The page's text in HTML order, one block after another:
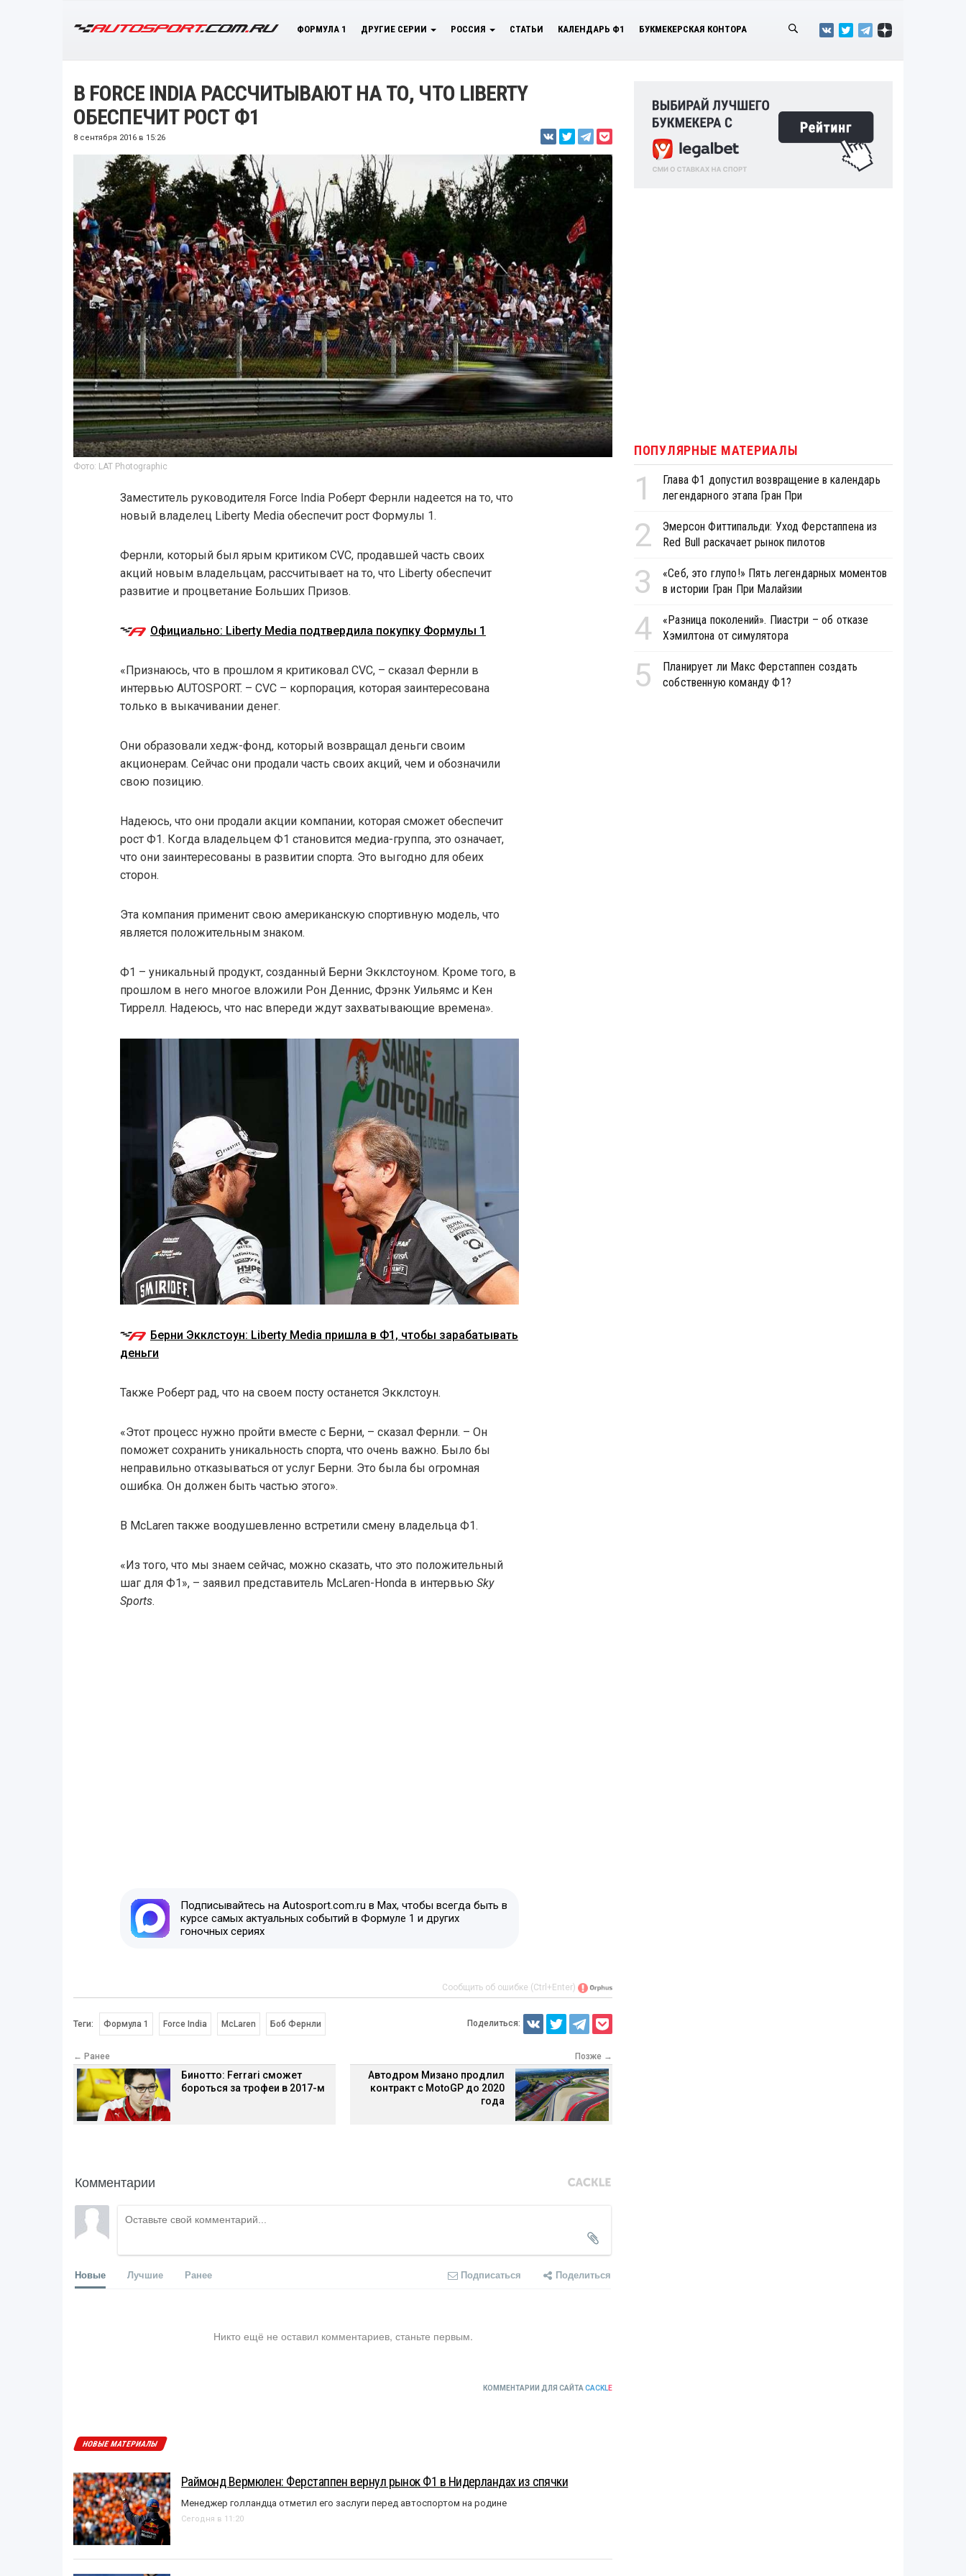
ФОРМУЛА 1 ДРУГИЕ СЕРИИ РОССИЯ СТАТЬИ КАЛЕНДАРЬ Ф1 БУКМЕКЕРСКАЯ КОНТОРА
В FORCE INDIA РАССЧИТЫВАЮТ НА ТО, ЧТО LIBERTY
ОБЕСПЕЧИТ РОСТ Ф1
8 сентября 2016 в 15:26
Фото: LAT Photographic
Заместитель руководителя Force India Роберт Фернли надеется на то, что
новый владелец Liberty Media обеспечит рост Формулы 1.
Фернли, который был ярым критиком CVC, продавшей часть своих
акций новым владельцам, рассчитывает на то, что Liberty обеспечит
развитие и процветание Больших Призов.
Официально: Liberty Media подтвердила покупку Формулы 1
«Признаюсь, что в прошлом я критиковал CVC, – сказал Фернли в
интервью AUTOSPORT. – CVC – корпорация, которая заинтересована
только в выкачивании денег.
Они образовали хедж-фонд, который возвращал деньги своим
акционерам. Сейчас они продали часть своих акций, чем и обозначили
свою позицию.
Надеюсь, что они продали акции компании, которая сможет обеспечит
рост Ф1. Когда владельцем Ф1 становится медиа-группа, это означает,
что они заинтересованы в развитии спорта. Это выгодно для обеих
сторон.
Эта компания применит свою американскую спортивную модель, что
является положительным знаком.
Ф1 – уникальный продукт, созданный Берни Экклстоуном. Кроме того, в
прошлом в него многое вложили Рон Деннис, Фрэнк Уильямс и Кен
Тиррелл. Надеюсь, что нас впереди ждут захватывающие времена».
Берни Экклстоун: Liberty Media пришла в Ф1, чтобы зарабатывать
деньги
Также Роберт рад, что на своем посту останется Экклстоун.
«Этот процесс нужно пройти вместе с Берни, – сказал Фернли. – Он
поможет сохранить уникальность спорта, что очень важно. Было бы
неправильно отказываться от услуг Берни. Это была бы огромная
ошибка. Он должен быть частью этого».
В McLaren также воодушевленно встретили смену владельца Ф1.
«Из того, что мы знаем сейчас, можно сказать, что это положительный
шаг для Ф1», – заявил представитель McLaren-Honda в интервью Sky
Sports.
Подписывайтесь на Autosport.com.ru в Max, чтобы всегда быть в
курсе самых актуальных событий в Формуле 1 и других
гоночных сериях
Сообщить об ошибке (Ctrl+Enter)
Теги: Формула 1 Force India McLaren Боб Фернли Поделиться:
← Ранее
Бинотто: Ferrari сможет
бороться за трофеи в 2017-м
Позже →
Автодром Мизано продлил
контракт с MotoGP до 2020
года
Комментарии
Новые Лучшие Ранее Подписаться Поделиться
Никто ещё не оставил комментариев, станьте первым.
КОММЕНТАРИИ ДЛЯ САЙТА CACKLE
НОВЫЕ МАТЕРИАЛЫ
Раймонд Вермюлен: Ферстаппен вернул рынок Ф1 в Нидерландах из спячки
Менеджер голландца отметил его заслуги перед автоспортом на родине
Сегодня в 11:20
ПОПУЛЯРНЫЕ МАТЕРИАЛЫ
1
Глава Ф1 допустил возвращение в календарь
легендарного этапа Гран При
2
Эмерсон Фиттипальди: Уход Ферстаппена из
Red Bull раскачает рынок пилотов
3
«Себ, это глупо!» Пять легендарных моментов
в истории Гран При Малайзии
4
«Разница поколений». Пиастри – об отказе
Хэмилтона от симулятора
5
Планирует ли Макс Ферстаппен создать
собственную команду Ф1?